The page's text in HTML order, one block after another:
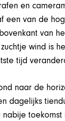
en
een van de
van
wind is
tijd
naar de
dagelijks